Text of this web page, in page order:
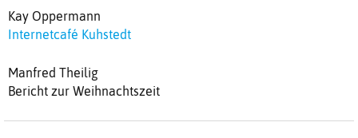
Kay Oppermann
Internetcafé Kuhstedt
Manfred Theilig
Bericht zur Weihnachtszeit